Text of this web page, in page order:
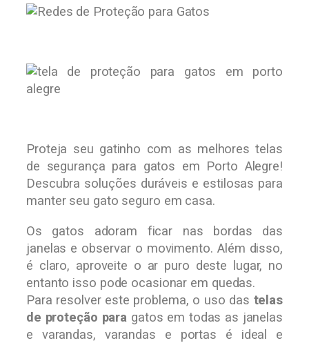
Proteja seu gatinho com as melhores telas
de segurança para gatos em Porto Alegre!
Descubra soluções duráveis e estilosas para
manter seu gato seguro em casa.
Os gatos adoram ficar nas bordas das
janelas e observar o movimento. Além disso,
é claro, aproveite o ar puro deste lugar, no
entanto isso pode ocasionar em quedas.
Para resolver este problema, o uso das telas
de proteção para gatos em todas as janelas
e varandas, varandas e portas é ideal e